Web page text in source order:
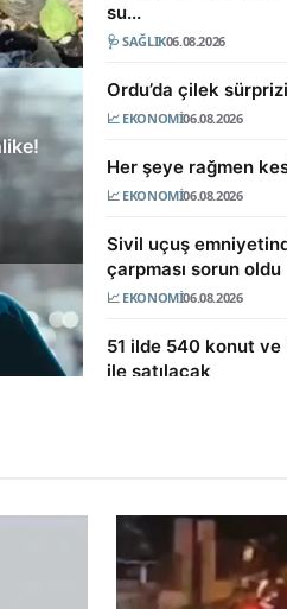
su...
🩺 SAĞLIK06.08.2026
Ordu’da çilek sürprizi
📈 EKONOMI06.08.2026
Her şeye rağmen
📈 EKONOMI06.08.2026
Sivil uçuş
çarpması sorun oldu
📈 EKONOMI06.08.2026
51 ilde 540 konut ve
ile satılacak